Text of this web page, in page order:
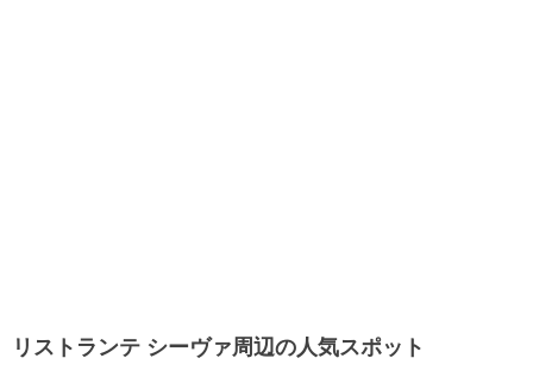
リストランテ シーヴァ周辺の人気スポット